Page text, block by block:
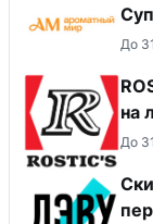
До
на
До